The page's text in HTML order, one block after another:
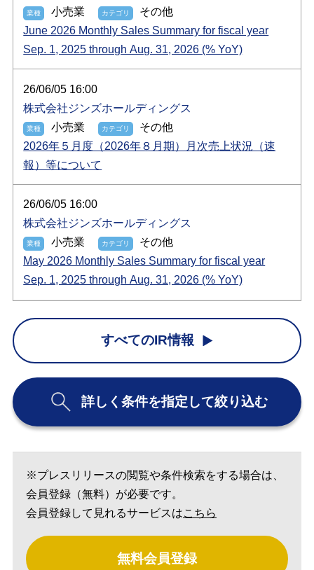
小売業
その他
June 2026 Monthly Sales Summary for fiscal year
Sep. 1, 2025 through Aug. 31, 2026 (% YoY)
26/06/05 16:00
株式会社ジンズホールディングス
小売業
その他
2026年５月度（2026年８月期）月次売上状況（速
報）等について
26/06/05 16:00
株式会社ジンズホールディングス
小売業
その他
May 2026 Monthly Sales Summary for fiscal year
Sep. 1, 2025 through Aug. 31, 2026 (% YoY)
すべてのIR情報
詳しく条件を指定して絞り込む
※プレスリリースの閲覧や条件検索をする場合は、
会員登録（無料）が必要です。
会員登録して見れるサービスはこちら
無料会員登録